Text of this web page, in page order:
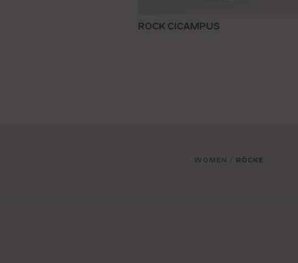
ROCK CICAMPUS
WOMEN RÖCKE